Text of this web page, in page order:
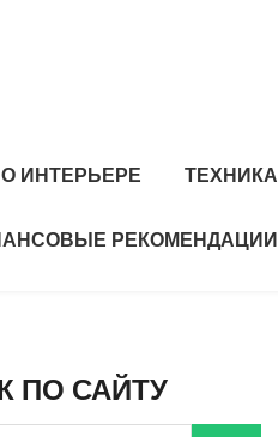
О ИНТЕРЬЕРЕ ТЕХНИКА
РЕКОМЕНДАЦИИ
ПО САЙТУ